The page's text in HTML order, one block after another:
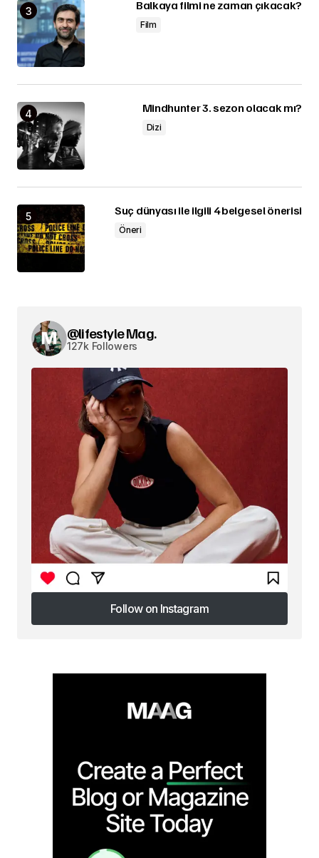
Balkaya filmi ne zaman çıkacak?
Film
Mindhunter 3. sezon olacak mı?
Dizi
Suç dünyası ile ilgili 4 belgesel önerisi
Öneri
@lifestyle Mag.
127k Followers
Follow on Instagram
Follow on Instagram